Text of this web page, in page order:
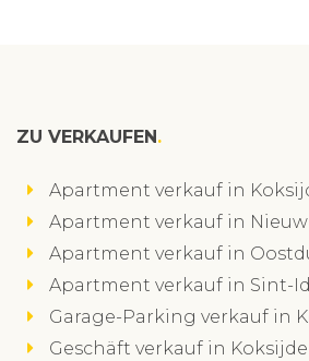
ZU VERKAUFEN
Apartment verkauf in
Apartment verkauf in
Apartment verkauf in
Apartment verkauf in Sint-
Garage-Parking verkauf in
Geschäft verkauf in Koksijde